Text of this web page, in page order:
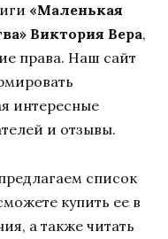
«Маленькая
Виктория Вера,
права. Наш сайт
интересные
и отзывы.
список
купить ее в
а также читать